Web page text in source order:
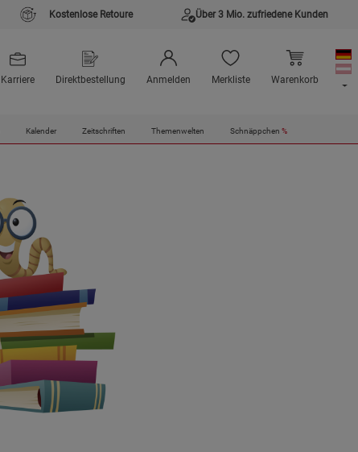
Kostenlose Retoure Über 3 Mio. zufriedene Kunden
Karriere Direktbestellung Anmelden Merkliste Warenkorb
Kalender Zeitschriften Themenwelten Schnäppchen %